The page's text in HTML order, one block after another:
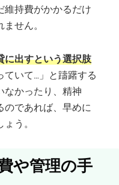
維持費がかかるだけ
せん。
に出すという選択肢
ていて…」と躊躇する
なかったり、精神
のであれば、早めに
う。
や管理の手